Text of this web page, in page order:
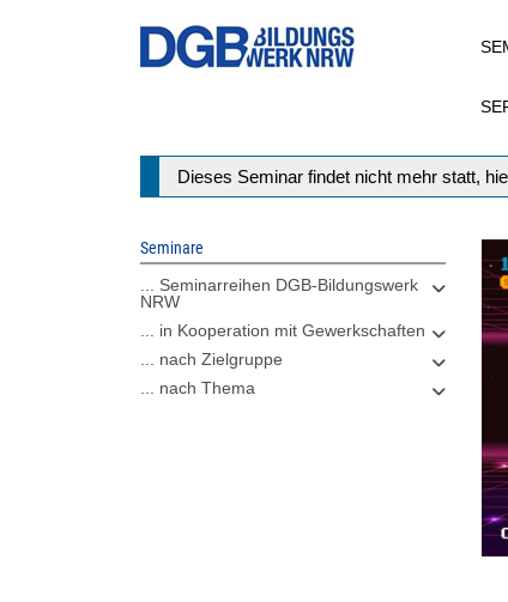
Statusmeldung
Dieses Seminar findet nicht mehr statt,
Seminare
... Seminarreihen DGB-Bildungswerk
NRW
... in Kooperation mit Gewerkschaften
... nach Zielgruppe
... nach Thema